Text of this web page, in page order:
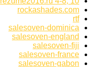
rockashades.com
rtf
salesoven-dominica
salesoven-england
salesoven-fiji
salesoven-france
salesoven-gabon